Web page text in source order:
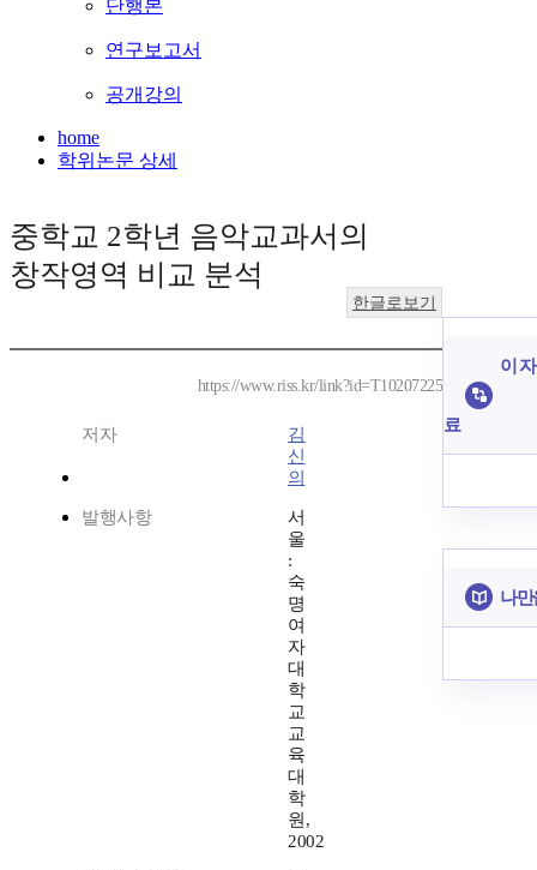
단행본
연구보고서
공개강의
home
학위논문 상세
중학교 2학년 음악교과서의
창작영역 비교 분석
한글로보기
https://www.riss.kr/link?id=T10207225
저자
김
신
의
발행사항
서
울
:
숙
명
여
자
대
학
교
교
육
대
학
원,
2002
이
료
나만